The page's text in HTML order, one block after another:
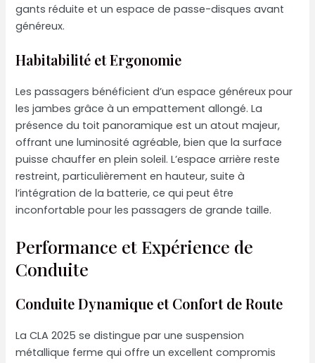
gants réduite et un espace de passe-disques avant
généreux.
Habitabilité et Ergonomie
Les passagers bénéficient d’un espace généreux pour
les jambes grâce à un empattement allongé. La
présence du toit panoramique est un atout majeur,
offrant une luminosité agréable, bien que la surface
puisse chauffer en plein soleil. L’espace arrière reste
restreint, particulièrement en hauteur, suite à
l’intégration de la batterie, ce qui peut être
inconfortable pour les passagers de grande taille.
Performance et Expérience de
Conduite
Conduite Dynamique et Confort de Route
La CLA 2025 se distingue par une suspension
métallique ferme qui offre un excellent compromis